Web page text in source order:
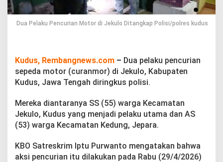
n
M
o
d
J
e
u
o
D
t
a
Dua Pelaku Pencurian Motor di Jekulo Ditangkap Polisi/polres kudus
Kudus, Rembangnews.com – Dua pelaku pencurian
sepeda motor (curanmor) di Jekulo, Kabupaten
Kudus, Jawa Tengah diringkus polisi.
Mereka diantaranya SS (55) warga Kecamatan
Jekulo, Kudus yang menjadi pelaku utama dan AS
(53) warga Kecamatan Kedung, Jepara.
KBO Satreskrim Iptu Purwanto mengatakan bahwa
aksi pencurian itu dilakukan pada Rabu (29/4/2026)